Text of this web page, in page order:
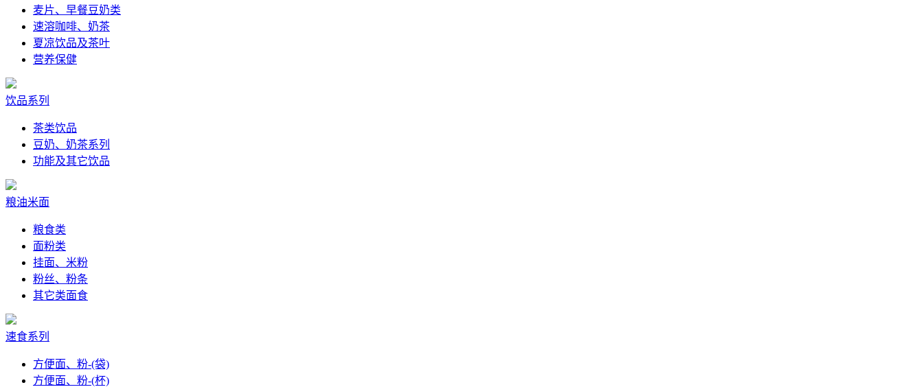
麦片、早餐豆奶类
速溶咖啡、奶茶
夏凉饮品及茶叶
营养保健
饮品系列
茶类饮品
豆奶、奶茶系列
功能及其它饮品
粮油米面
粮食类
面粉类
挂面、米粉
粉丝、粉条
其它类面食
速食系列
方便面、粉-(袋)
方便面、粉-(杯)